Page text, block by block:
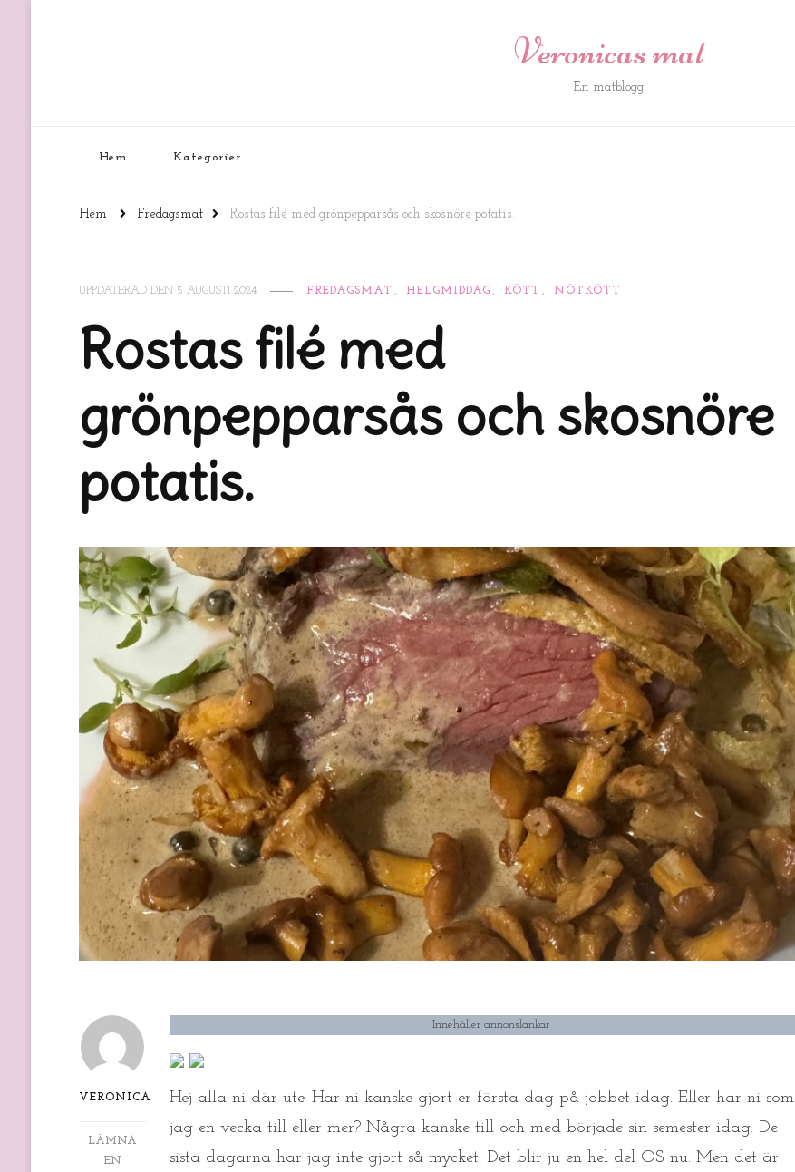
Veronicas mat
En matblogg
Hem Kategorier
Hem Fredagsmat Rostas filé med grönpepparsås och skosnöre potatis.
UPPDATERAD DEN 5 AUGUSTI 2024 FREDAGSMAT HELGMIDDAG KÖTT NÖTKÖTT
Rostas filé med
grönpepparsås och skosnöre
potatis.
VERONICA
LÄMNA
EN
Innehåller annonslänkar
Hej alla ni där ute. Har ni kanske gjort er första dag på jobbet idag. Eller har ni som
jag en vecka till eller mer? Några kanske till och med började sin semester idag. De
sista dagarna har jag inte gjort så mycket. Det blir ju en hel del OS nu. Men det är